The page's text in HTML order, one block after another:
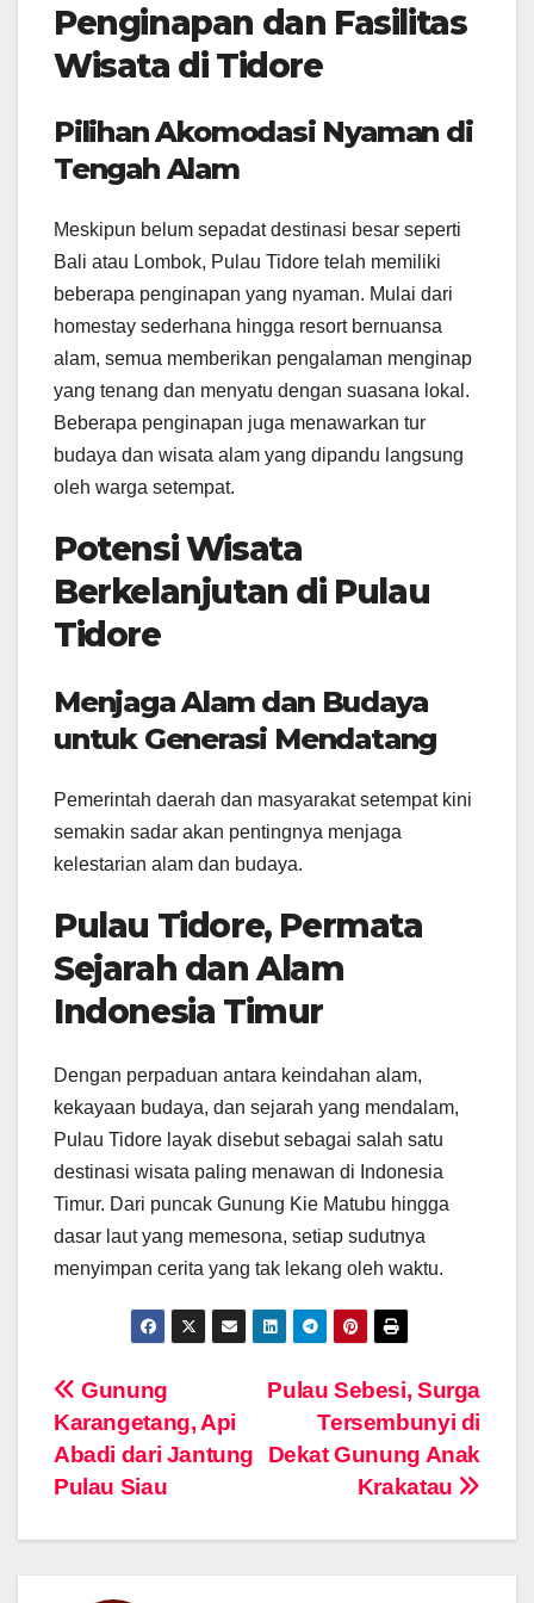
Penginapan dan Fasilitas
Wisata di Tidore
Pilihan Akomodasi Nyaman di
Tengah Alam
Meskipun belum sepadat destinasi besar seperti
Bali atau Lombok, Pulau Tidore telah memiliki
beberapa penginapan yang nyaman. Mulai dari
homestay sederhana hingga resort bernuansa
alam, semua memberikan pengalaman menginap
yang tenang dan menyatu dengan suasana lokal.
Beberapa penginapan juga menawarkan tur
budaya dan wisata alam yang dipandu langsung
oleh warga setempat.
Potensi Wisata
Berkelanjutan di Pulau
Tidore
Menjaga Alam dan Budaya
untuk Generasi Mendatang
Pemerintah daerah dan masyarakat setempat kini
semakin sadar akan pentingnya menjaga
kelestarian alam dan budaya.
Pulau Tidore, Permata
Sejarah dan Alam
Indonesia Timur
Dengan perpaduan antara keindahan alam,
kekayaan budaya, dan sejarah yang mendalam,
Pulau Tidore layak disebut sebagai salah satu
destinasi wisata paling menawan di Indonesia
Timur. Dari puncak Gunung Kie Matubu hingga
dasar laut yang memesona, setiap sudutnya
menyimpan cerita yang tak lekang oleh waktu.
Navigasi
pos
Pulau Sebesi, Surga
Tersembunyi di
Dekat Gunung Anak
Krakatau
Gunung
Karangetang, Api
Abadi dari Jantung
Pulau Siau